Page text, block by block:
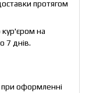
протягом
кур'єром на
7 днів.
оформленні